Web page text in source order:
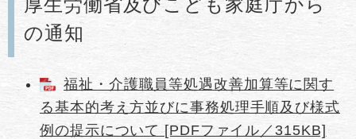
厚生労働省及びこども家庭庁から
の通知​
福祉・介護職員等処遇改善加算等に関す
る基本的考え方並びに事務処理手順及び様式
例の提示について [PDFファイル／315KB]